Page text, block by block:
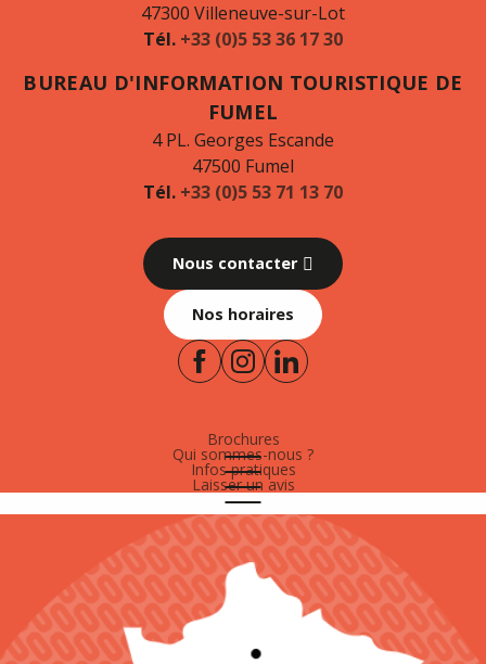
47300 Villeneuve-sur-Lot
Tél. +33 (0)5 53 36 17 30
BUREAU D'INFORMATION TOURISTIQUE DE
FUMEL
4 PL. Georges Escande
47500 Fumel
Tél. +33 (0)5 53 71 13 70
Nous contacter
Nos horaires
Brochures
Qui sommes-nous ?
Infos pratiques
Laisser un avis